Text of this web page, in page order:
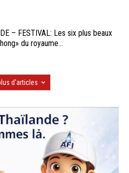
– FESTIVAL: Les six plus beaux
du royaume...
d'articles